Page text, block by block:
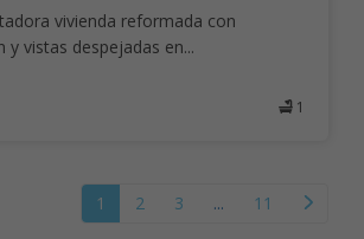
vivienda reformada con
y vistas despejadas en...
1
1 2 3 ... 11